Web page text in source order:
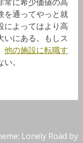
を通ってやっと就
によってはより高
いにある。もしス
他の施設に転職す
。
Lonely Road by